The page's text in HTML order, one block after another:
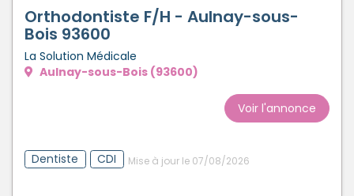
Orthodontiste F/H - Aulnay-sous-
Bois 93600
La Solution Médicale
Aulnay-sous-Bois (93600)
Voir l'annonce
Dentiste CDI Mise à jour le 07/08/2026